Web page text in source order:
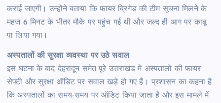
कराई जाएगी। उन्होंने बताया कि फायर ब्रिगेड की टीम सूचना मिलने के
महज 6 मिनट के भीतर मौके पर पहुंच गई थी और जल्द ही आग पर काबू
पा लिया गया।
अस्पतालों की सुरक्षा व्यवस्था पर उठे सवाल
इस घटना के बाद देहरादून समेत पूरे उत्तराखंड में अस्पतालों की फायर
सेफ्टी और सुरक्षा ऑडिट पर सवाल खड़े हो गए हैं। प्रशासन का कहना है
कि अस्पतालों का समय-समय पर ऑडिट किया जाता है और इस मामले में